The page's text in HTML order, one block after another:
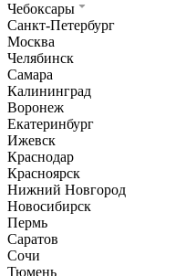
Чебоксары
Санкт-Петербург
Москва
Челябинск
Самара
Калининград
Воронеж
Екатеринбург
Ижевск
Краснодар
Красноярск
Нижний Новгород
Новосибирск
Пермь
Саратов
Сочи
Тюмень